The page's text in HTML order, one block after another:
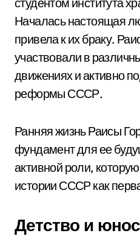
Началась настоящая
привела к их браку.
участвовали в
движениях и активно
реформы СССР.
Ранняя жизнь Раисы
фундамент для ее
активной роли,
истории СССР как
Детство и